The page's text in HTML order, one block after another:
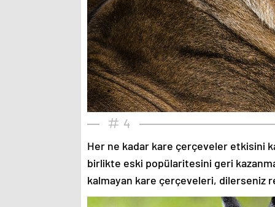
4
Her ne kadar kare çerçeveler etkisini
birlikte eski popülaritesini geri
kalmayan kare çerçeveleri, dilerseniz